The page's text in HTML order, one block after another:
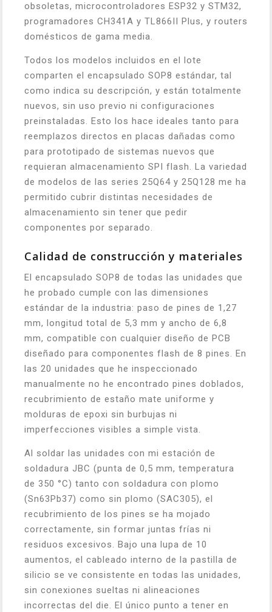
obsoletas, microcontroladores ESP32 y STM32,
programadores CH341A y TL866II Plus, y routers
domésticos de gama media.
Todos los modelos incluidos en el lote
comparten el encapsulado SOP8 estándar, tal
como indica su descripción, y están totalmente
nuevos, sin uso previo ni configuraciones
preinstaladas. Esto los hace ideales tanto para
reemplazos directos en placas dañadas como
para prototipado de sistemas nuevos que
requieran almacenamiento SPI flash. La variedad
de modelos de las series 25Q64 y 25Q128 me ha
permitido cubrir distintas necesidades de
almacenamiento sin tener que pedir
componentes por separado.
Calidad de construcción y materiales
El encapsulado SOP8 de todas las unidades que
he probado cumple con las dimensiones
estándar de la industria: paso de pines de 1,27
mm, longitud total de 5,3 mm y ancho de 6,8
mm, compatible con cualquier diseño de PCB
diseñado para componentes flash de 8 pines. En
las 20 unidades que he inspeccionado
manualmente no he encontrado pines doblados,
recubrimiento de estaño mate uniforme y
molduras de epoxi sin burbujas ni
imperfecciones visibles a simple vista.
Al soldar las unidades con mi estación de
soldadura JBC (punta de 0,5 mm, temperatura
de 350 °C) tanto con soldadura con plomo
(Sn63Pb37) como sin plomo (SAC305), el
recubrimiento de los pines se ha mojado
correctamente, sin formar juntas frías ni
residuos excesivos. Bajo una lupa de 10
aumentos, el cableado interno de la pastilla de
silicio se ve consistente en todas las unidades,
sin conexiones sueltas ni alineaciones
incorrectas del die. El único punto a tener en